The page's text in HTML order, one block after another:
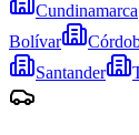
Cundinamarca
Bolívar
Santander